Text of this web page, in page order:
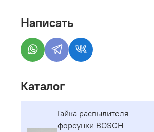
Написать
Каталог
Гайка распылителя
форсунки BOSCH